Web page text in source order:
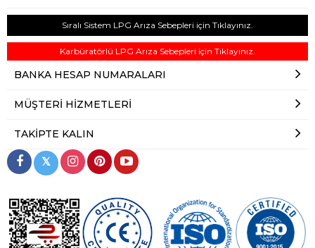
Sıralı Sistem LPG Arıza Sebepleri için Tıklayınız.
Karbüratörlü LPG Arıza Sebepleri için Tıklayınız.
BANKA HESAP NUMARALARI
MÜŞTERI HIZMETLERI
TAKIPTE KALIN
𝕏